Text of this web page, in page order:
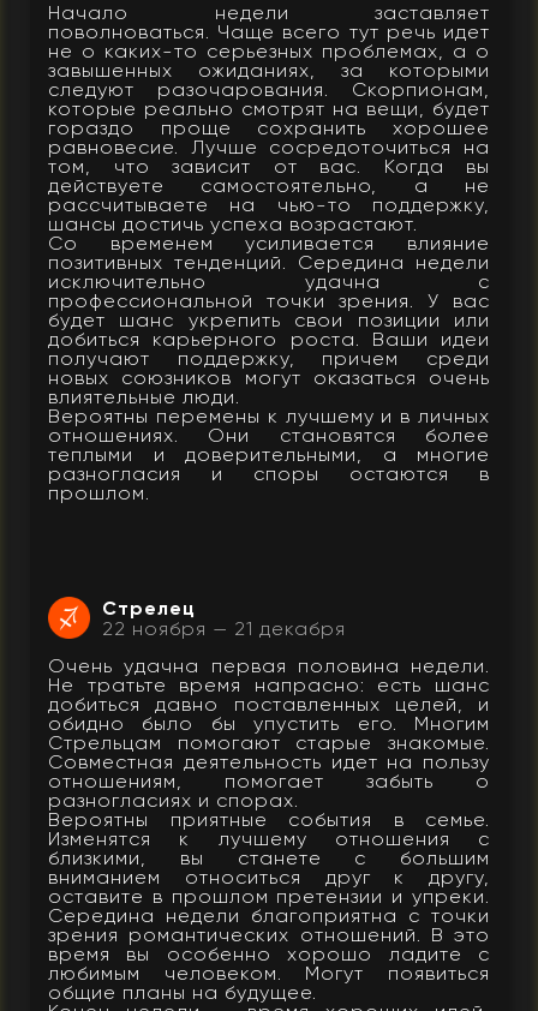
Начало недели заставляет
поволноваться. Чаще всего тут речь идет
не о каких-то серьезных проблемах, а о
завышенных ожиданиях, за которыми
следуют разочарования. Скорпионам,
которые реально смотрят на вещи, будет
гораздо проще сохранить хорошее
равновесие. Лучше сосредоточиться на
том, что зависит от вас. Когда вы
действуете самостоятельно, а не
рассчитываете на чью-то поддержку,
шансы достичь успеха возрастают.
Со временем усиливается влияние
позитивных тенденций. Середина недели
исключительно удачна с
профессиональной точки зрения. У вас
будет шанс укрепить свои позиции или
добиться карьерного роста. Ваши идеи
получают поддержку, причем среди
новых союзников могут оказаться очень
влиятельные люди.
Вероятны перемены к лучшему и в личных
отношениях. Они становятся более
теплыми и доверительными, а многие
разногласия и споры остаются в
прошлом.
Стрелец
22 ноября — 21 декабря
Очень удачна первая половина недели.
Не тратьте время напрасно: есть шанс
добиться давно поставленных целей, и
обидно было бы упустить его. Многим
Стрельцам помогают старые знакомые.
Совместная деятельность идет на пользу
отношениям, помогает забыть о
разногласиях и спорах.
Вероятны приятные события в семье.
Изменятся к лучшему отношения с
близкими, вы станете с большим
вниманием относиться друг к другу,
оставите в прошлом претензии и упреки.
Середина недели благоприятна с точки
зрения романтических отношений. В это
время вы особенно хорошо ладите с
любимым человеком. Могут появиться
общие планы на будущее.